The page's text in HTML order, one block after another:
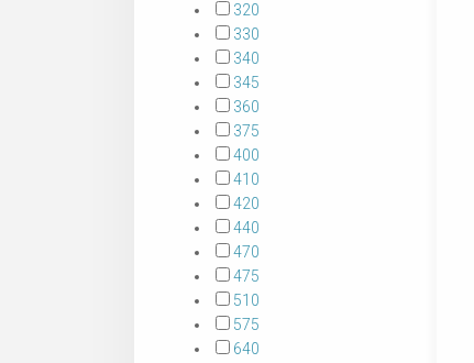
320
330
340
345
360
375
400
410
420
440
470
475
510
575
640